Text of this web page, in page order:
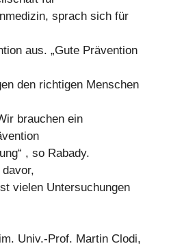
sprach sich für
aus. „Gute Prävention
den richtigen Menschen
brauchen ein
, so Rabady.
vielen Untersuchungen
Univ.-Prof. Martin Clodi,